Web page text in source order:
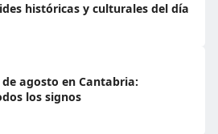
históricas y culturales del día
agosto en Cantabria:
los signos